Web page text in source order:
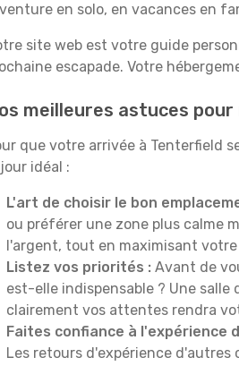
en solo, en vacances en
site web est votre guide
escapade. Votre
meilleures astuces
que votre arrivée à Tenterfield
idéal :
L'art de choisir le bon
ou préférer une zone plus calme
l'argent, tout en maximisant votre
Listez vos priorités : Avant de
est-elle indispensable ? Une
clairement vos attentes rendra
Faites confiance à l'expérience
Les retours d'expérience